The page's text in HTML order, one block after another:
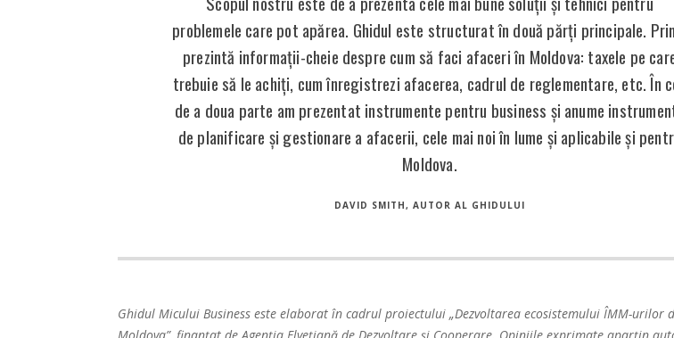
problemele care pot apărea. Ghidul este structurat în două părți principale.
prezintă informații-cheie despre cum să faci afaceri în Moldova: taxele pe
trebuie să le achiți, cum înregistrezi afacerea, cadrul de reglementare, etc. În
de a doua parte am prezentat instrumente pentru business și anume
de planificare și gestionare a afacerii, cele mai noi în lume și aplicabile și
Moldova.
DAVID SMITH, AUTOR AL GHIDULUI
Ghidul Micului Business este elaborat în cadrul proiectului „Dezvoltarea ecosistemului ÎMM-urilor